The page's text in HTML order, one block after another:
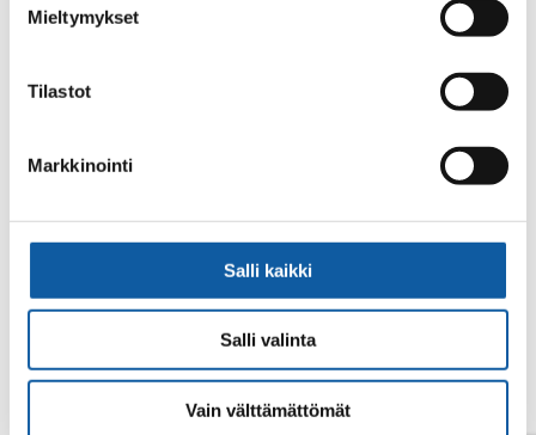
Mieltymykset
Tilastot
Markkinointi
Salli kaikki
Salli valinta
Vain välttämättömät